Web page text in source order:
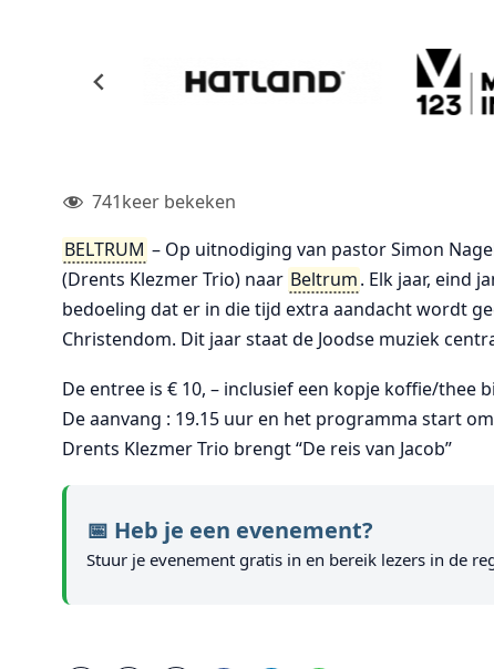
741keer bekeken
BELTRUM – Op uitnodiging van pastor Simon
(Drents Klezmer Trio) naar Beltrum. Elk jaar, eind
bedoeling dat er in die tijd extra aandacht wordt
Christendom. Dit jaar staat de Joodse muziek
De entree is € 10, – inclusief een kopje koffie/thee
De aanvang : 19.15 uur en het programma start
Drents Klezmer Trio brengt “De reis van Jacob”
📅 Heb je een evenement?
Stuur je evenement gratis in en bereik lezers in de